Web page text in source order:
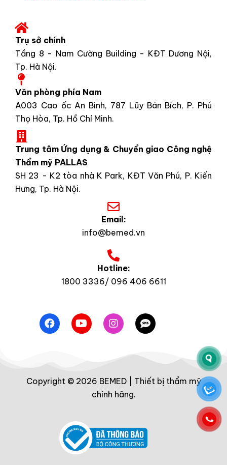
Trụ sở chính
Tầng 8 - Nam Cường Building - KĐT Dương Nội,
Tp. Hà Nội.
Văn phòng phía Nam
A003 Cao ốc An Bình, 787 Lũy Bán Bích, P. Phú
Thọ Hòa, Tp. Hồ Chí Minh.
Trung tâm Ứng dụng & Chuyển giao Công nghệ
Thẩm mỹ PALLAS
SH 23 - K2 tòa nhà K Park, KĐT Văn Phú, P. Kiến
Hưng, Tp. Hà Nội.
Email:
info@bemed.vn
Hotline:
1800 3336/ 096 406 6611
Copyright © 2026 BEMED | Thiết bị thẩm mỹ
chính hãng.